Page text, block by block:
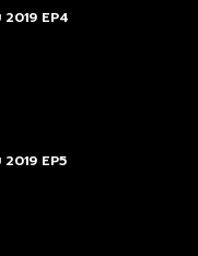
EP4
EP5